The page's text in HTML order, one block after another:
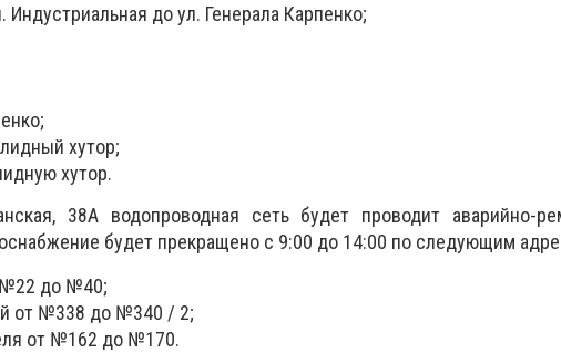
Индустриальная до ул. Генерала Карпенко;
хутор;
хутор.
38А водопроводная сеть будет проводит аварийно-
будет прекращено с 9:00 до 14:00 по следующим
№22 до №40;
от №338 до №340 / 2;
от №162 до №170.